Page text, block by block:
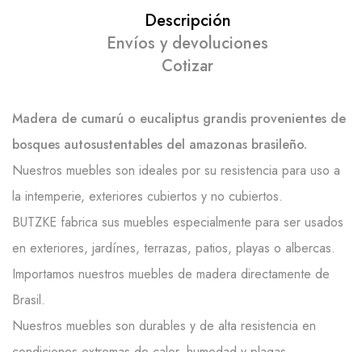
Descripción
Envíos y devoluciones
Cotizar
Madera de cumarú o eucaliptus grandis provenientes de
bosques autosustentables del amazonas brasileño.
Nuestros muebles son ideales por su resistencia para uso a
la intemperie, exteriores cubiertos y no cubiertos.
BUTZKE fabrica sus muebles especialmente para ser usados
en exteriores, jardínes, terrazas, patios, playas o albercas.
Importamos nuestros muebles de madera directamente de
Brasil.
Nuestros muebles son durables y de alta resistencia en